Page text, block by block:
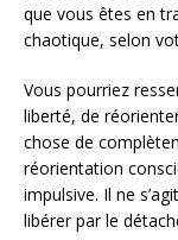
que vous êtes en
chaotique, selon
Vous pourriez
liberté, de
chose de
réorientation
impulsive. Il ne
libérer par le